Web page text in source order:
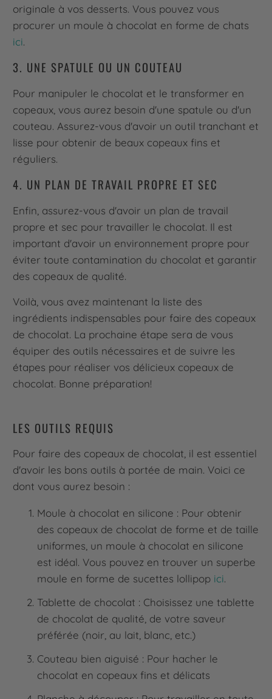
originale à vos desserts. Vous pouvez vous
procurer un moule à chocolat en forme de chats
ici.
3. UNE SPATULE OU UN COUTEAU
Pour manipuler le chocolat et le transformer en
copeaux, vous aurez besoin d'une spatule ou d'un
couteau. Assurez-vous d'avoir un outil tranchant et
lisse pour obtenir de beaux copeaux fins et
réguliers.
4. UN PLAN DE TRAVAIL PROPRE ET SEC
Enfin, assurez-vous d'avoir un plan de travail
propre et sec pour travailler le chocolat. Il est
important d'avoir un environnement propre pour
éviter toute contamination du chocolat et garantir
des copeaux de qualité.
Voilà, vous avez maintenant la liste des
ingrédients indispensables pour faire des copeaux
de chocolat. La prochaine étape sera de vous
équiper des outils nécessaires et de suivre les
étapes pour réaliser vos délicieux copeaux de
chocolat. Bonne préparation!
LES OUTILS REQUIS
Pour faire des copeaux de chocolat, il est essentiel
d'avoir les bons outils à portée de main. Voici ce
dont vous aurez besoin :
Moule à chocolat en silicone : Pour obtenir
des copeaux de chocolat de forme et de taille
uniformes, un moule à chocolat en silicone
est idéal. Vous pouvez en trouver un superbe
moule en forme de sucettes lollipop ici.
Tablette de chocolat : Choisissez une tablette
de chocolat de qualité, de votre saveur
préférée (noir, au lait, blanc, etc.)
Couteau bien aiguisé : Pour hacher le
chocolat en copeaux fins et délicats